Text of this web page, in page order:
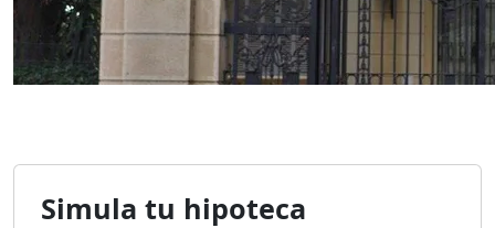
Simula tu hipoteca